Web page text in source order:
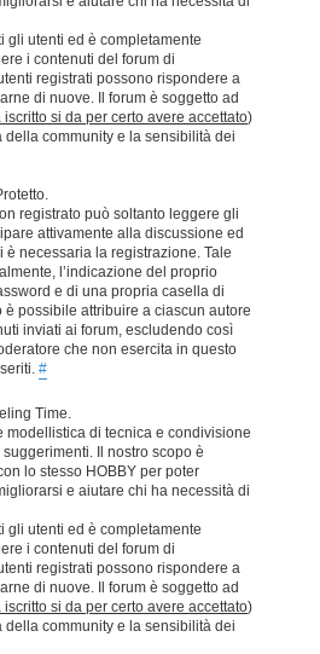
gli utenti ed è completamente
i contenuti del forum di
registrati possono rispondere a
di nuove. Il forum è soggetto ad
si da per certo avere accettato)
community e la sensibilità dei
registrato può soltanto leggere gli
attivamente alla discussione ed
necessaria la registrazione. Tale
l’indicazione del proprio
e di una propria casella di
è possibile attribuire a ciascun autore
inviati ai forum, escludendo così
che non esercita in questo
#
Time.
modellistica di tecnica e condivisione
Il nostro scopo è
lo stesso HOBBY per poter
e aiutare chi ha necessità di
gli utenti ed è completamente
i contenuti del forum di
registrati possono rispondere a
di nuove. Il forum è soggetto ad
si da per certo avere accettato)
community e la sensibilità dei